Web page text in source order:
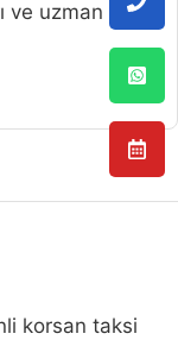
ve uzman
korsan taksi